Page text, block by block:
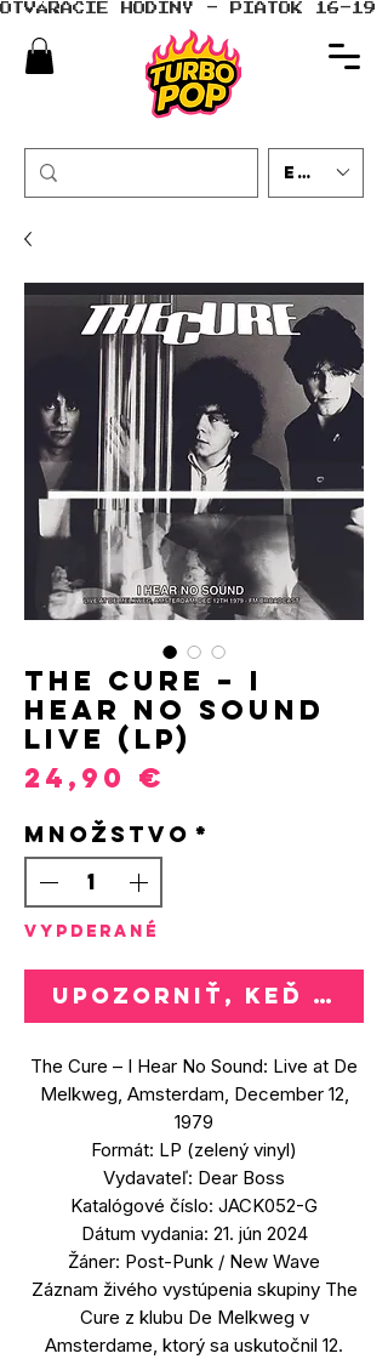
OTVÁRACIE HODINY - PIATOK 16-19
EUR (€)
The Cure – I
Hear No Sound
LIVE (LP)
24,90 €
Množstvo *
VYPDERANÉ
Upozorniť, keď
The Cure – I Hear No Sound: Live at De
Melkweg, Amsterdam, December 12,
1979
Formát: LP (zelený vinyl)
Vydavateľ: Dear Boss
Katalógové číslo: JACK052-G
Dátum vydania: 21. jún 2024
Žáner: Post-Punk / New Wave
Záznam živého vystúpenia skupiny The
Cure z klubu De Melkweg v
Amsterdame, ktorý sa uskutočnil 12.